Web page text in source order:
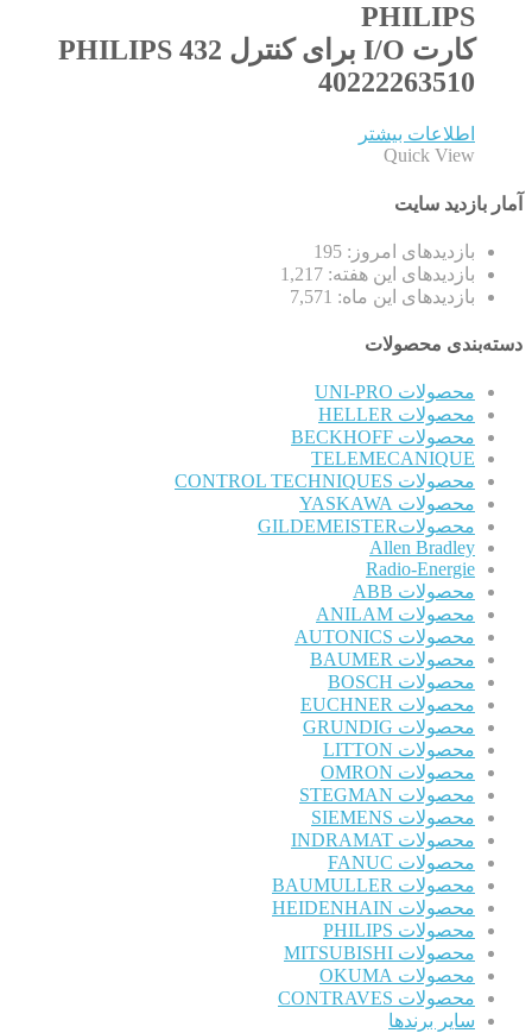
PHILIPS
کارت I/O برای کنترل PHILIPS 432
40222263510
اطلاعات بیشتر
Quick View
آمار بازدید سایت
بازدیدهای امروز: 195
بازدیدهای این هفته: 1,217
بازدیدهای این ماه: 7,571
دسته‌بندی محصولات
محصولات UNI-PRO
محصولات HELLER
محصولات BECKHOFF
TELEMECANIQUE
محصولات CONTROL TECHNIQUES
محصولات YASKAWA
محصولاتGILDEMEISTER
Allen Bradley
Radio-Energie
محصولات ABB
محصولات ANILAM
محصولات AUTONICS
محصولات BAUMER
محصولات BOSCH
محصولات EUCHNER
محصولات GRUNDIG
محصولات LITTON
محصولات OMRON
محصولات STEGMAN
محصولات SIEMENS
محصولات INDRAMAT
محصولات FANUC
محصولات BAUMULLER
محصولات HEIDENHAIN
محصولات PHILIPS
محصولات MITSUBISHI
محصولات OKUMA
محصولات CONTRAVES
سایر برندها